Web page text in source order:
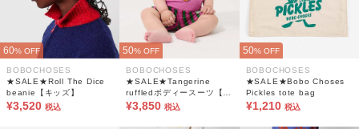
60% OFF
BOBOCHOSES
★SALE★Roll The Dice
beanie【キッズ】
¥3,520 税込
50% OFF
BOBOCHOSES
★SALE★Tangerine
ruffledボディースーツ【ベ
ビー】
¥3,850 税込
50% OFF
BOBOCHOSES
★SALE★Bobo Choses
Pickles tote bag
¥1,210 税込